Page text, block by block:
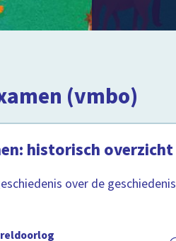
(vmbo)
historisch overzicht
over de geschiedenis